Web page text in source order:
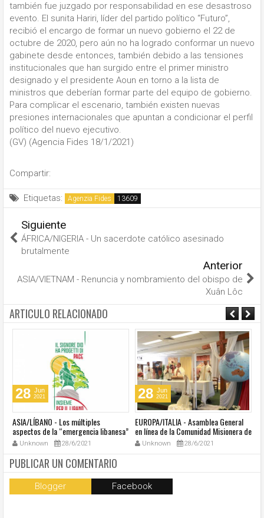
también fue juzgado por responsabilidad en ese desastroso
evento. El sunita Hariri, líder del partido político “Futuro”,
recibió el encargo de formar un nuevo gobierno el 22 de
octubre de 2020, pero aún no ha logrado conformar un nuevo
gabinete desde entonces, también debido a las tensiones
institucionales que han surgido entre el primer ministro
designado y el presidente Aoun en torno a la lista de
ministros que deberían formar parte del equipo de gobierno.
Para complicar el escenario, también existen nuevas
presiones internacionales que apuntan a condicionar el perfil
político del nuevo ejecutivo.
(GV) (Agencia Fides 18/1/2021)
Compartir:
Etiquetas: Agenzia Fides
Siguiente
ÁFRICA/NIGERIA - Un sacerdote católico asesinado
brutalmente
Anterior
ASIA/VIETNAM - Renuncia y nombramiento del obispo de
Xuân Lôc
ARTICULO RELACIONADO
28 Jun
2021
ASIA/LÍBANO - Los múltiples
aspectos de la “emergencia libanesa”
al centro de la cumbre eclesial
convocada por el Papa Francisco
Unknown 28/6/2021
28 Jun
2021
EUROPA/ITALIA - Asamblea General
en línea de la Comunidad Misionera de
Villaregia
Unknown 28/6/2021
PUBLICAR UN COMENTARIO
Blogger Facebook